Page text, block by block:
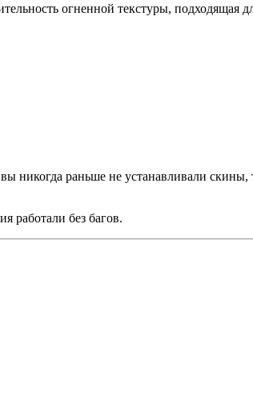
огненной текстуры, подходящая
никогда раньше не устанавливали
работали без багов.